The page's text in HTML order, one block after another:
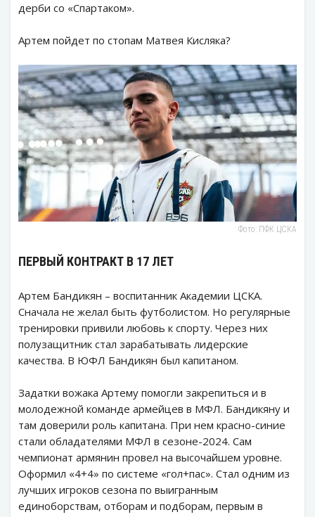
дерби со «Спартаком».
Артем пойдет по стопам Матвея Кисляка?
Фото: ПФК ЦСКА
ПЕРВЫЙ КОНТРАКТ В 17 ЛЕТ
Артем Бандикян – воспитанник Академии ЦСКА.
Сначала не желал быть футболистом. Но регулярные
тренировки привили любовь к спорту. Через них
полузащитник стал зарабатывать лидерские
качества. В ЮФЛ Бандикян был капитаном.
Задатки вожака Артему помогли закрепиться и в
молодежной команде армейцев в МФЛ. Бандикяну и
там доверили роль капитана. При нем красно-синие
стали обладателями МФЛ в сезоне-2024. Сам
чемпионат армянин провел на высочайшем уровне.
Оформил «4+4» по системе «гол+пас». Стал одним из
лучших игроков сезона по выигранным
единоборствам, отборам и подборам, первым в